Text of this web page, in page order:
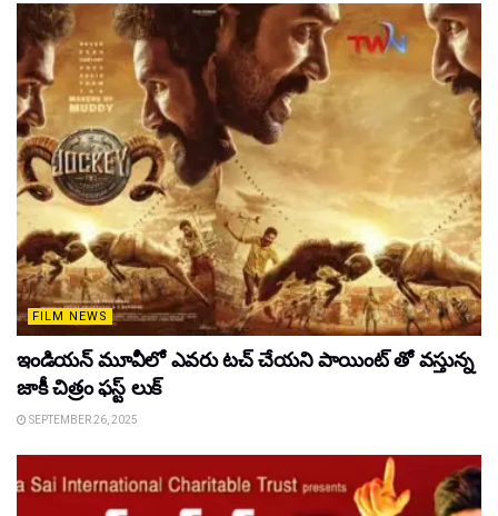
FILM NEWS
ఇండియన్ మూవీలో ఎవరు టచ్ చేయని పాయింట్ తో వస్తున్న
జాకీ చిత్రం ఫస్ట్ లుక్
SEPTEMBER 26, 2025